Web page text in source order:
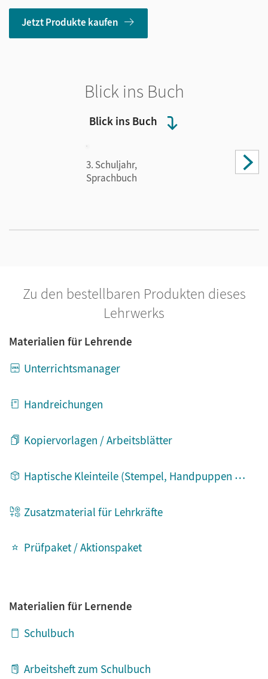
Jetzt Produkte kaufen
Blick ins Buch
Blick ins Buch
3. Schuljahr,
Sprachbuch
Zu den bestellbaren Produkten dieses
Lehrwerks
Materialien für Lehrende
Unterrichtsmanager
Handreichungen
Kopiervorlagen / Arbeitsblätter
Haptische Kleinteile (Stempel, Handpuppen etc.)
Zusatzmaterial für Lehrkräfte
Prüfpaket / Aktionspaket
Materialien für Lernende
Schulbuch
Arbeitsheft zum Schulbuch